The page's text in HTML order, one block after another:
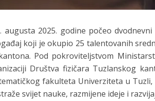
augusta 2025. godine počeo
koji je okupio 25 talentovanih
Pod pokroviteljstvom
Društva fizičara Tuzlanskog
fakulteta Univerziteta u
svijet nauke, razmijene ideje i